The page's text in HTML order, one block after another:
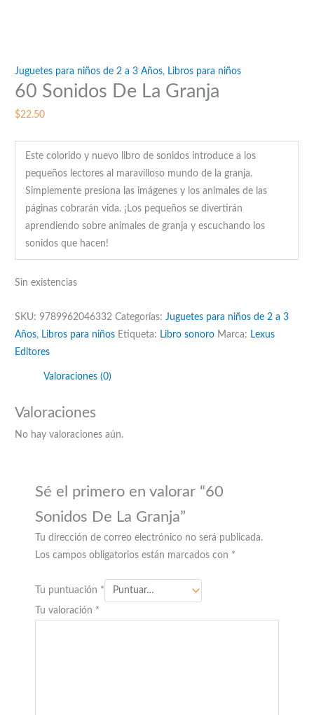
Juguetes para niños de 2 a 3 Años, Libros para niños
60 Sonidos De La Granja
$22.50
Este colorido y nuevo libro de sonidos introduce a los
pequeños lectores al maravilloso mundo de la granja.
Simplemente presiona las imágenes y los animales de las
páginas cobrarán vida. ¡Los pequeños se divertirán
aprendiendo sobre animales de granja y escuchando los
sonidos que hacen!
Sin existencias
SKU:9789962046332 Categorías:Juguetes para niños de 2 a 3
Años, Libros para niños Etiqueta: Libro sonoro Marca: Lexus
Editores
Valoraciones (0)
Valoraciones
No hay valoraciones aún.
Sé el primero en valorar “60
Sonidos De La Granja”
Tu dirección de correo electrónico no será publicada.
Los campos obligatorios están marcados con *
Tu puntuación *
Tu valoración *